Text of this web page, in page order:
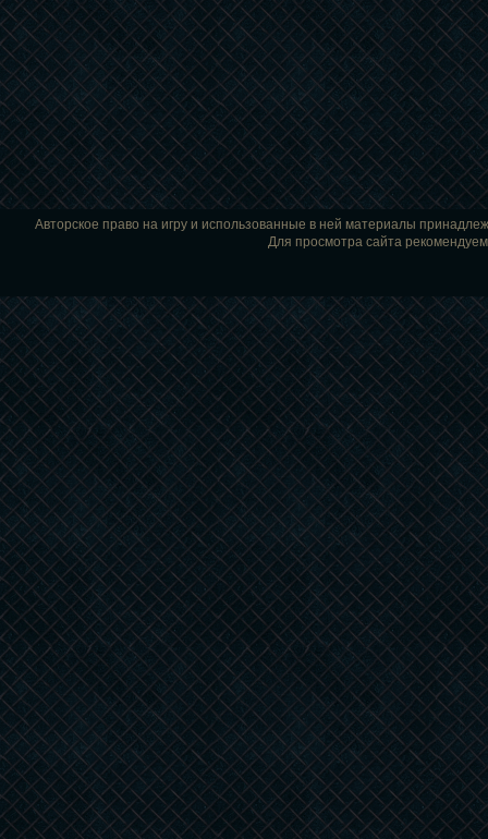
Авторское право на игру и использованные в ней материалы
Для просмотра сайта